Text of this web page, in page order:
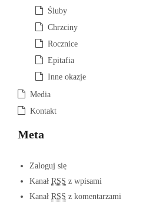
Śluby
Chrzciny
Rocznice
Epitafia
Inne okazje
Media
Kontakt
Meta
Zaloguj się
Kanał RSS z wpisami
Kanał RSS z komentarzami